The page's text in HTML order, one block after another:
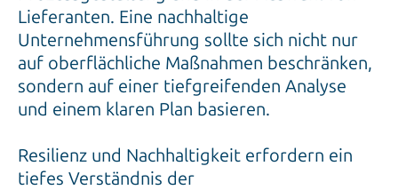
Lieferanten. Eine nachhaltige
Unternehmensführung sollte sich nicht nur
auf oberflächliche Maßnahmen beschränken,
sondern auf einer tiefgreifenden Analyse
und einem klaren Plan basieren.
Resilienz und Nachhaltigkeit erfordern ein
tiefes Verständnis der